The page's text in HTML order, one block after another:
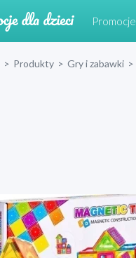
Promocje
> Produkty > Gry i zabawki >